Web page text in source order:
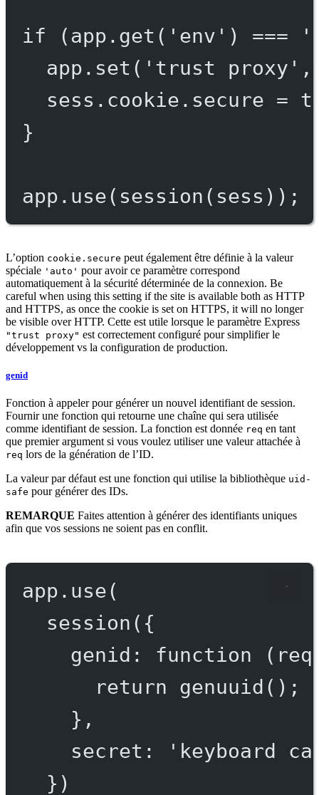
if (app. get ( 'env' ) ===
app. set ( 'trust proxy'
sess.cookie.secure =
}
app. use( session (sess));
L’option cookie.secure peut également être définie à la valeur
spéciale 'auto' pour avoir ce paramètre correspond
automatiquement à la sécurité déterminée de la connexion. Be
careful when using this setting if the site is available both as HTTP
and HTTPS, as once the cookie is set on HTTPS, it will no longer
be visible over HTTP. Cette est utile lorsque le paramètre Express
"trust proxy" est correctement configuré pour simplifier le
développement vs la configuration de production.
genid
Fonction à appeler pour générer un nouvel identifiant de session.
Fournir une fonction qui retourne une chaîne qui sera utilisée
comme identifiant de session. La fonction est donnée req en tant
que premier argument si vous voulez utiliser une valeur attachée à
req lors de la génération de l’ID.
La valeur par défaut est une fonction qui utilise la bibliothèque uid-
safe pour générer des IDs.
REMARQUE Faites attention à générer des identifiants uniques
afin que vos sessions ne soient pas en conflit.
app. use(
session ({
genid : function ( req
return
genuuid ();
},
secret:
'keyboard
})